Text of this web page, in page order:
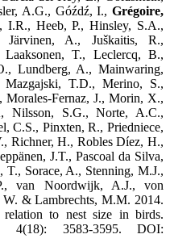
A.G., Góźdź, I., Grégoire,
I.R., Heeb, P., Hinsley, S.A.,
Järvinen, A., Juškaitis, R.,
T., Leclercq, B.,
Lundberg, A., Mainwaring,
T.D., Merino, S.,
Fernaz, J., Morin, X.,
Nilsson, S.G., Norte, A.C.,
C.S., Pinxten, R., Priedniece,
Richner, H., Robles Díez, H.,
J.T., Pascoal da Silva,
T., Sorace, A., Stenning, M.J.,
van Noordwijk, A.J., von
& Lambrechts, M.M. 2014.
to nest size in birds.
4(18): 3583-3595. DOI: